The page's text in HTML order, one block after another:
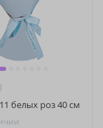
белых роз 40 см